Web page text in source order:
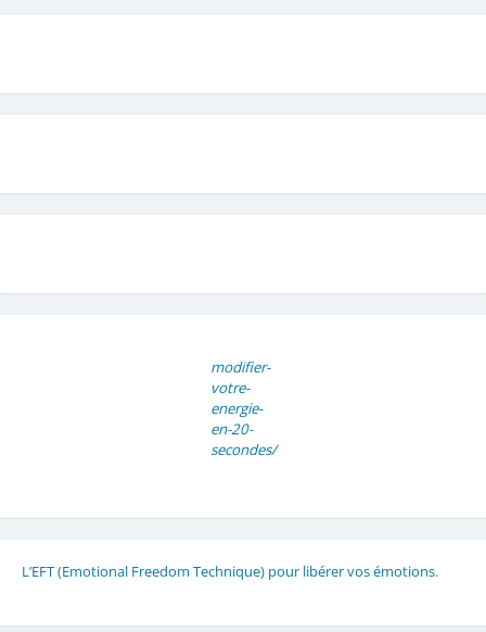
modifier-
votre-
energie-
en-20-
secondes/
L’EFT (Emotional Freedom Technique) pour libérer vos émotions.